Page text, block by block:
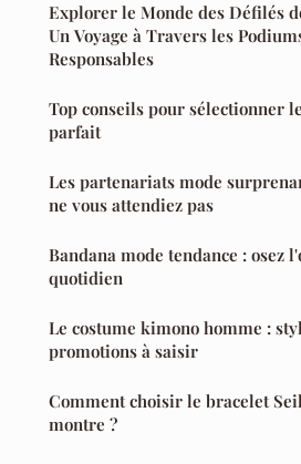
Explorer le Monde des Défilés
Un Voyage à Travers les
Responsables
Top conseils pour sélectionner
parfait
Les partenariats mode
ne vous attendiez pas
Bandana mode tendance : osez
quotidien
Le costume kimono homme :
promotions à saisir
Comment choisir le bracelet
montre ?